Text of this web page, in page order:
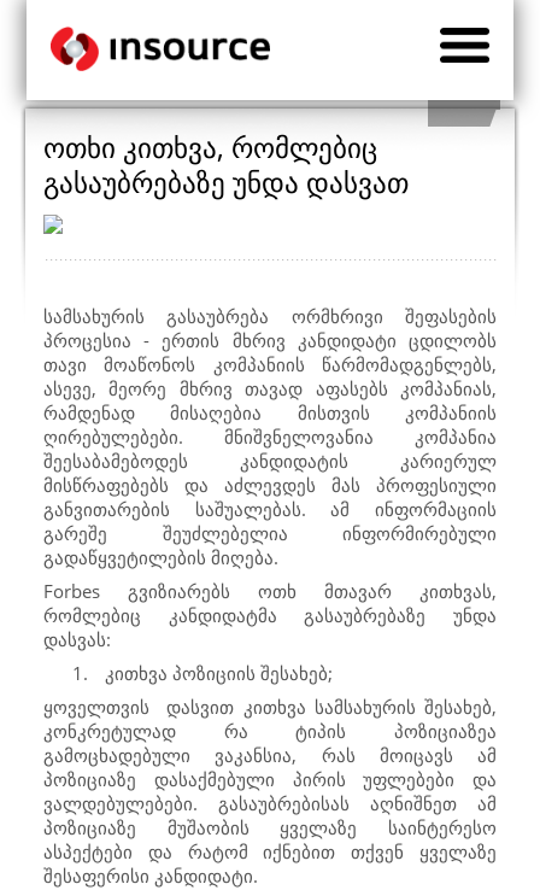
ოთხი კითხვა, რომლებიც
გასაუბრებაზე უნდა დასვათ
სამსახურის გასაუბრება ორმხრივი შეფასების
პროცესია - ერთის მხრივ კანდიდატი ცდილობს
თავი მოაწონოს კომპანიის წარმომადგენლებს,
ასევე, მეორე მხრივ თავად აფასებს კომპანიას,
რამდენად მისაღებია მისთვის კომპანიის
ღირებულებები. მნიშვნელოვანია კომპანია
შეესაბამებოდეს კანდიდატის კარიერულ
მისწრაფებებს და აძლევდეს მას პროფესიული
განვითარების საშუალებას. ამ ინფორმაციის
გარეშე შეუძლებელია ინფორმირებული
გადაწყვეტილების მიღება.
Forbes გვიზიარებს ოთხ მთავარ კითხვას,
რომლებიც კანდიდატმა გასაუბრებაზე უნდა
დასვას:
1.
კითხვა პოზიციის შესახებ;
ყოველთვის დასვით კითხვა სამსახურის შესახებ,
კონკრეტულად რა ტიპის პოზიციაზეა
გამოცხადებული ვაკანსია, რას მოიცავს ამ
პოზიციაზე დასაქმებული პირის უფლებები და
ვალდებულებები. გასაუბრებისას აღნიშნეთ ამ
პოზიციაზე მუშაობის ყველაზე საინტერესო
ასპექტები და რატომ იქნებით თქვენ ყველაზე
შესაფერისი კანდიდატი.